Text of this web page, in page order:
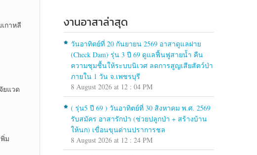
กาหลี
ยแวด
ม
งานอาสาล่าสุด
วันอาทิตย์ที่ 20 กันยายน 2569 อาสาดูแลฝาย
(Check Dam) รุ่น 3 ปี 69 ดูแลฟื้นฟูสายน้ำ คืน
ความชุมชื้นให้ระบบนิเวศ ลดการสูญเสียสัตว์ป่า
ภายใน 1 วัน จ.เพชรบุรี
8 August 2026 at 12 : 04 PM
( รุ่น5 ปี 69 ) วันอาทิตย์ที่ 30 สิงหาคม พ.ศ. 2569
รับสมัคร อาสารักป่า (ช่วยปลูกป่า + สร้างบ้าน
ให้นก) เขื่อนขุนด่านปราการชล
8 August 2026 at 12 : 24 PM